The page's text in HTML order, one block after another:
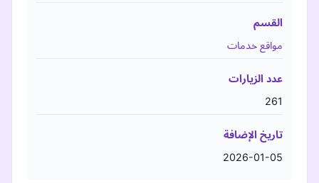
القسم
مواقع خدمات
عدد الزيارات
261
تاريخ الإضافة
2026-01-05